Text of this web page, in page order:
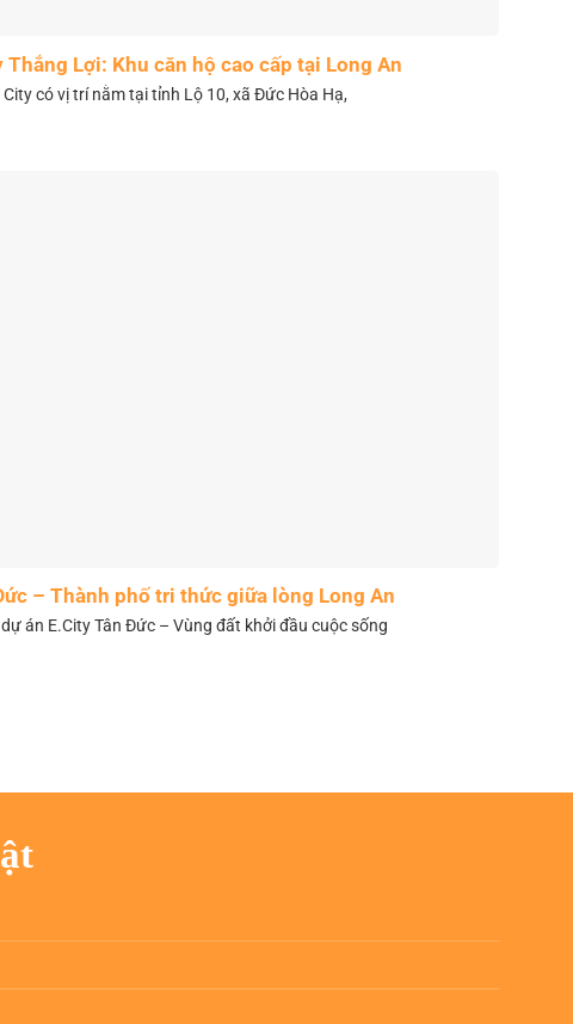
Thắng Lợi: Khu căn hộ cao cấp tại Long An
City có vị trí nằm tại tỉnh Lộ 10, xã Đức Hòa Hạ,
– Thành phố tri thức giữa lòng Long An
án E.City Tân Đức – Vùng đất khởi đầu cuộc sống